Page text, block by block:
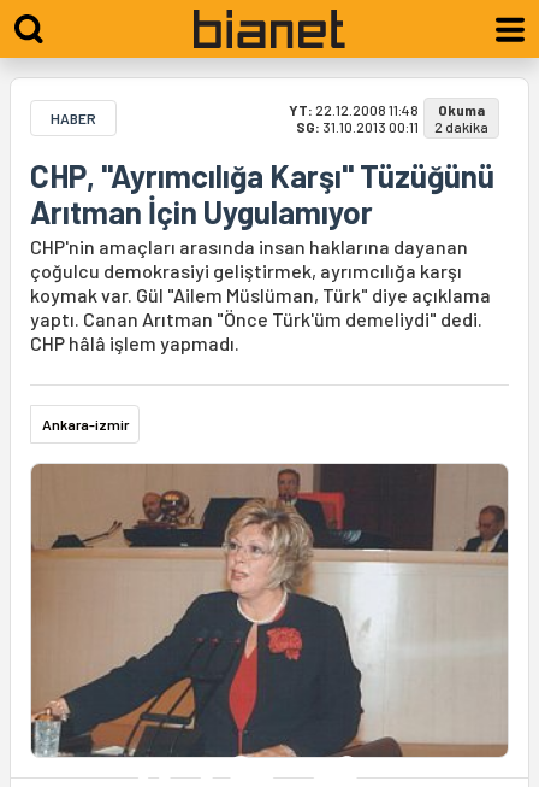
HABER YT: 22.12.2008 11:48
SG: 31.10.2013 00:11
Okuma
2 dakika
CHP, "Ayrımcılığa Karşı" Tüzüğünü
Arıtman İçin Uygulamıyor
CHP'nin amaçları arasında insan haklarına dayanan
çoğulcu demokrasiyi geliştirmek, ayrımcılığa karşı
koymak var. Gül "Ailem Müslüman, Türk" diye açıklama
yaptı. Canan Arıtman "Önce Türk'üm demeliydi" dedi.
CHP hâlâ işlem yapmadı.
Ankara-izmir